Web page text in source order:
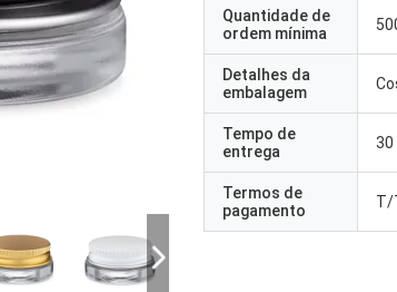
Quantidade de
ordem mínima
Detalhes da
embalagem
Tempo de
entrega
30
Termos de
pagamento
T/